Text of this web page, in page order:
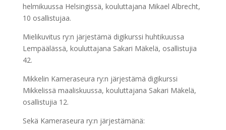
helmikuussa Helsingissä, kouluttajana Mikael Albrecht,
10 osallistujaa.
Mielikuvitus ry:n järjestämä digikurssi huhtikuussa
Lempäälässä, kouluttajana Sakari Mäkelä, osallistujia
42.
Mikkelin Kameraseura ry:n järjestämä digikurssi
Mikkelissä maaliskuussa, kouluttajana Sakari Mäkelä,
osallistujia 12.
Sekä Kameraseura ry:n järjestämänä: